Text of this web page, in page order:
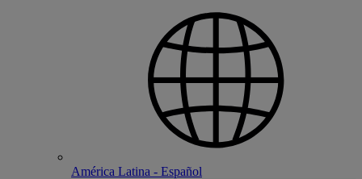
América Latina - Español